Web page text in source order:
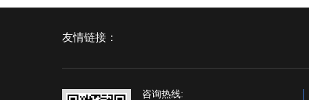
友情链接：
咨询热线: